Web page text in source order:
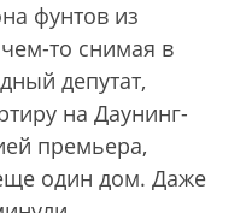
фунтов из
то снимая в
депутат,
на Даунинг-
премьера,
один дом. Даже